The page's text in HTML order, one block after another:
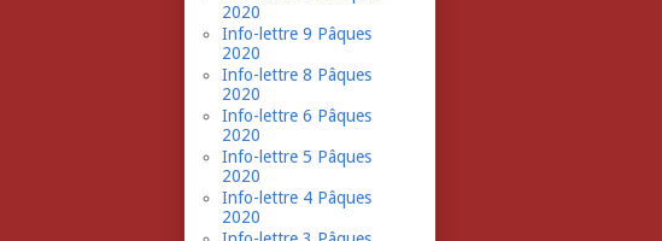
2020
Info-lettre 9 Pâques
2020
Info-lettre 8 Pâques
2020
Info-lettre 6 Pâques
2020
Info-lettre 5 Pâques
2020
Info-lettre 4 Pâques
2020